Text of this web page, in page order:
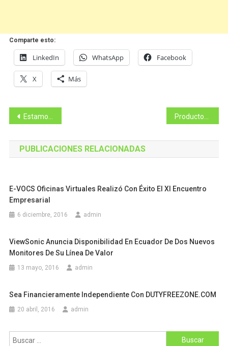
Comparte esto:
LinkedIn WhatsApp Facebook
X Más
Navegación
de
entradas
Estamos buscando expandir nuestra actuación por toda la región y sabemos que Colombia tiene mucho potencial: Felipe Matos
PUBLICACIONES RELACIONADAS
E-VOCS Oficinas Virtuales Realizó Con Éxito El XI Encuentro
Empresarial
6 diciembre, 2016 admin
ViewSonic Anuncia Disponibilidad En Ecuador De Dos Nuevos
Monitores De Su Línea De Valor
13 mayo, 2016 admin
Sea Financieramente Independiente Con DUTYFREEZONE.COM
20 abril, 2016 admin
Buscar: